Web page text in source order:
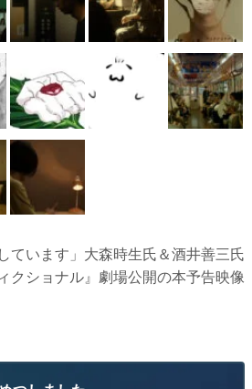
は？
ています」大森時生氏＆酒井善三氏
クショナル』劇場公開の本予告映像